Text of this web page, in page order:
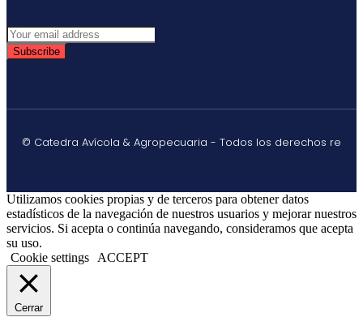
Subscribe
© Catedra Avícola & Agropecuaria - Todos los derechos re
Utilizamos cookies propias y de terceros para obtener datos
estadísticos de la navegación de nuestros usuarios y mejorar nuestros
servicios. Si acepta o continúa navegando, consideramos que acepta
su uso.
Cookie settings
ACCEPT
Cerrar